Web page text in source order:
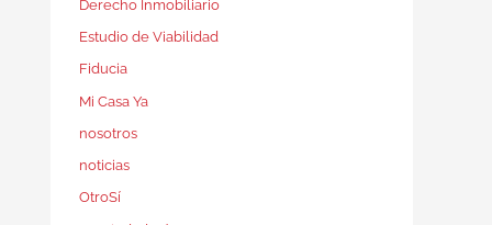
Derecho Inmobiliario
Estudio de Viabilidad
Fiducia
Mi Casa Ya
nosotros
noticias
OtroSí